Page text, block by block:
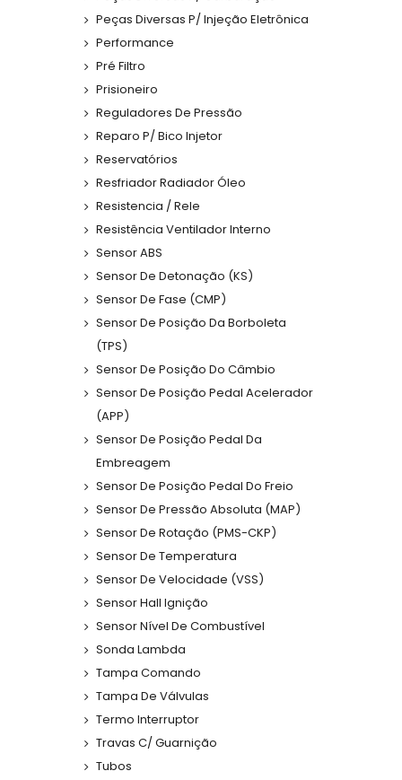
Peças Diversas P/ Injeção Eletrônica
Performance
Pré Filtro
Prisioneiro
Reguladores De Pressão
Reparo P/ Bico Injetor
Reservatórios
Resfriador Radiador Óleo
Resistencia / Rele
Resistência Ventilador Interno
Sensor ABS
Sensor De Detonação (KS)
Sensor De Fase (CMP)
Sensor De Posição Da Borboleta
(TPS)
Sensor De Posição Do Câmbio
Sensor De Posição Pedal Acelerador
(APP)
Sensor De Posição Pedal Da
Embreagem
Sensor De Posição Pedal Do Freio
Sensor De Pressão Absoluta (MAP)
Sensor De Rotação (PMS-CKP)
Sensor De Temperatura
Sensor De Velocidade (VSS)
Sensor Hall Ignição
Sensor Nível De Combustível
Sonda Lambda
Tampa Comando
Tampa De Válvulas
Termo Interruptor
Travas C/ Guarnição
Tubos